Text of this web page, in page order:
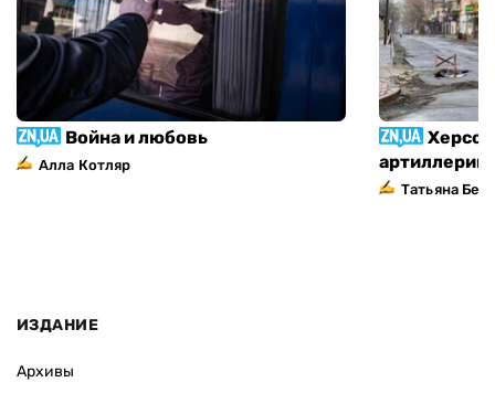
Война и любовь
Алла Котляр
Татьяна
ИЗДАНИЕ
Архивы